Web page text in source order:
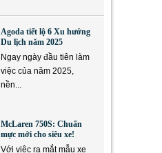
Agoda tiết lộ 6 Xu hướng
Du lịch năm 2025
Ngay ngày đầu tiên làm
việc của năm 2025,
nền...
McLaren 750S: Chuẩn
mực mới cho siêu xe!
Với việc ra mắt mẫu xe